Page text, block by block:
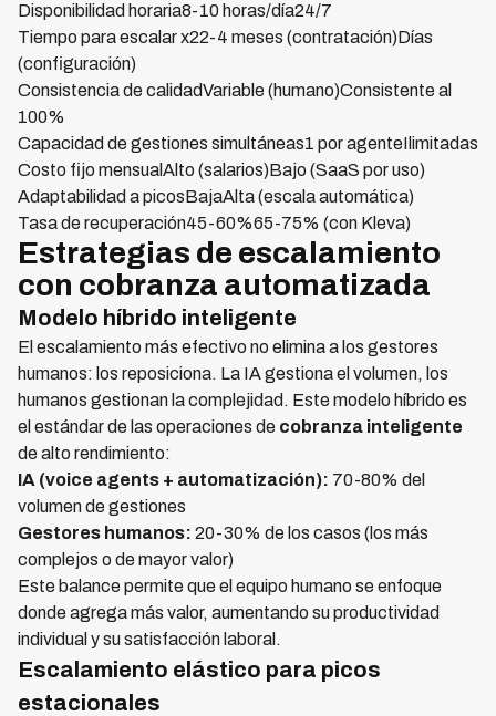
Disponibilidad horaria8-10 horas/día24/7
Tiempo para escalar x22-4 meses (contratación)Días
(configuración)
Consistencia de calidadVariable (humano)Consistente al
100%
Capacidad de gestiones simultáneas1 por agenteIlimitadas
Costo fijo mensualAlto (salarios)Bajo (SaaS por uso)
Adaptabilidad a picosBajaAlta (escala automática)
Tasa de recuperación45-60%65-75% (con Kleva)
Estrategias de escalamiento
con cobranza automatizada
Modelo híbrido inteligente
El escalamiento más efectivo no elimina a los gestores
humanos: los reposiciona. La IA gestiona el volumen, los
humanos gestionan la complejidad. Este modelo híbrido es
el estándar de las operaciones de cobranza inteligente
de alto rendimiento:
IA (voice agents + automatización): 70-80% del
volumen de gestiones
Gestores humanos: 20-30% de los casos (los más
complejos o de mayor valor)
Este balance permite que el equipo humano se enfoque
donde agrega más valor, aumentando su productividad
individual y su satisfacción laboral.
Escalamiento elástico para picos
estacionales